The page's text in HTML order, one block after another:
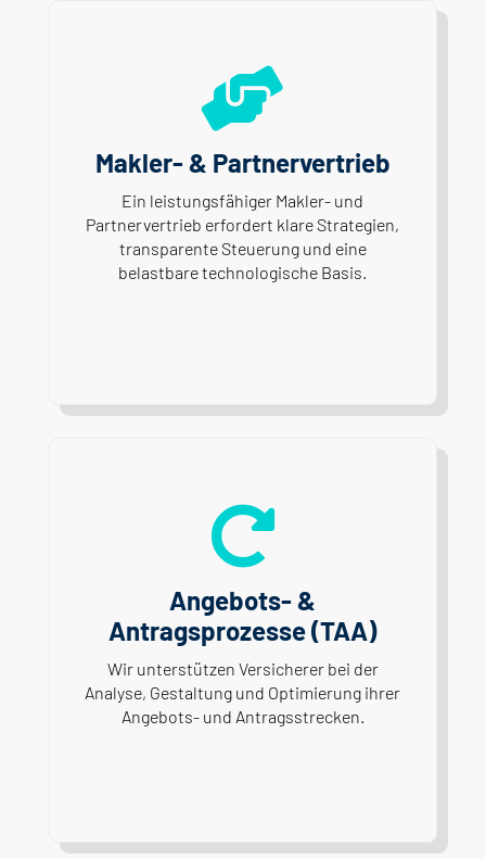

Makler- & Partnervertrieb
Ein leistungsfähiger Makler- und
Partnervertrieb erfordert klare Strategien,
transparente Steuerung und eine
belastbare technologische Basis.

Angebots- &
Antragsprozesse (TAA)
Wir unterstützen Versicherer bei der
Analyse, Gestaltung und Optimierung ihrer
Angebots- und Antragsstrecken.